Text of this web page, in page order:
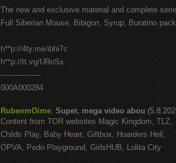
The new and exclusive material and complete
Full Siberian Mouse, Bibigon, Syrup, Buratino
h**p://4ty.me/ibhi7c
h**p://tt.vg/URoSx
-----------------
000A000284
RubenmOime, Super, mega video abou
Content from TOR websites Magic Kingdom, TLZ,
Childs Play, Baby Heart, Giftbox, Hoarders Hell,
OPVA, Pedo Playground, GirlsHUB, Lolita City